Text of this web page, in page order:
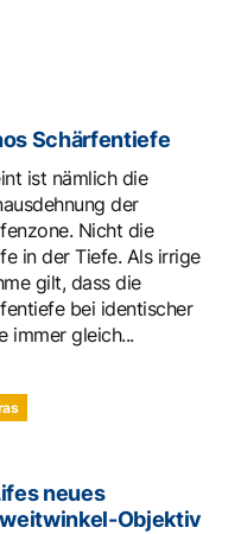
Schärfentiefe
ist nämlich die
der
Nicht die
in der Tiefe. Als irrige
gilt, dass die
bei identischer
immer gleich...
neues
Objektiv